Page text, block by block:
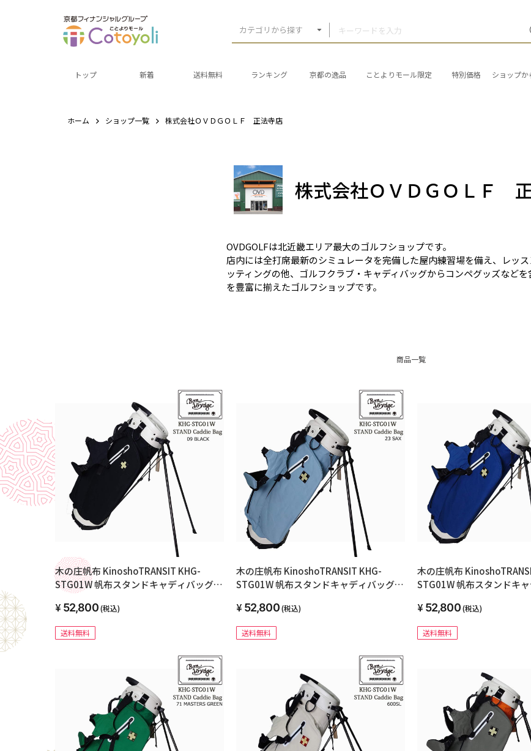
カテゴリから探す
トップ 新着 送料無料 ランキング 京都の逸品 ことよりモール限定 特別価格 ショップか
ホーム ショップ一覧 株式会社ＯＶＤＧＯＬＦ 正法寺店
株式会社ＯＶＤＧＯＬＦ
OVDGOLFは北近畿エリア最大のゴルフショップです。
店内には全打席最新のシミュレータを完備した屋内練習場を備え、レッ
ッティングの他、ゴルフクラブ・キャディバッグからコンペグッズなど
を豊富に揃えたゴルフショップです。
商品一覧
木の庄帆布 KinoshoTRANSIT KHG-
STG01W 帆布スタンドキャディバッグ
52,800(税込)
送料無料
木の庄帆布 KinoshoTRANSIT KHG-
STG01W 帆布スタンドキャディバッグ
52,800(税込)
送料無料
木の庄帆布
STG01W 帆布スタンドキ
52,800(税込)
送料無料